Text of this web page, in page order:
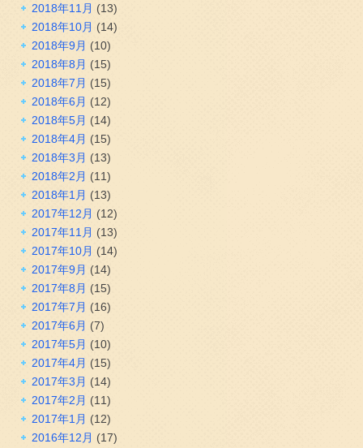
2018年11月 (13)
2018年10月 (14)
2018年9月 (10)
2018年8月 (15)
2018年7月 (15)
2018年6月 (12)
2018年5月 (14)
2018年4月 (15)
2018年3月 (13)
2018年2月 (11)
2018年1月 (13)
2017年12月 (12)
2017年11月 (13)
2017年10月 (14)
2017年9月 (14)
2017年8月 (15)
2017年7月 (16)
2017年6月 (7)
2017年5月 (10)
2017年4月 (15)
2017年3月 (14)
2017年2月 (11)
2017年1月 (12)
2016年12月 (17)